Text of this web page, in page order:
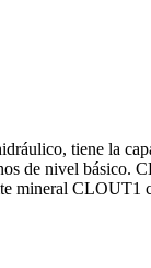
tiene la
de nivel básico.
mineral CLOUT1